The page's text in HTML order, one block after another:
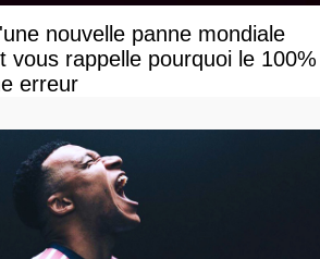
nouvelle panne mondiale
vous rappelle pourquoi le 100%
erreur